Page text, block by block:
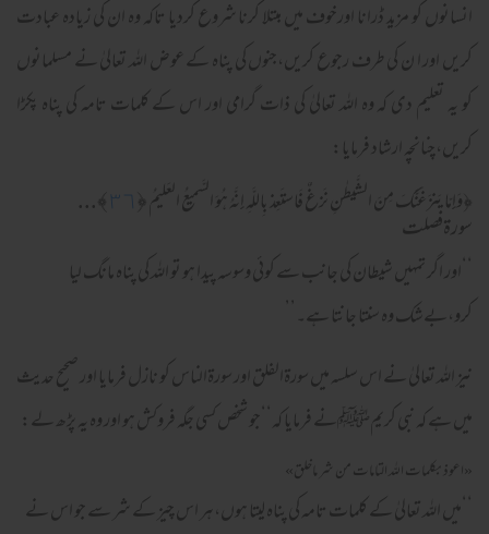
انسانوں کو مزید ڈرانا اورخوف میں مبتلا کرنا شروع کردیا تاکہ وہ ان کی زیادہ عبادت
کریں اور ا ن کی طرف رجوع کریں،جنوں کی پناہ کے عوض اللہ تعالیٰ نے مسلمانوں
کو یہ تعلیم دی کہ وہ اللہ تعالیٰ کی ذات گرامی اور اس کے کلمات تامہ کی پناہ پکڑا
کریں،چنانچہ ارشاد فرمایا:
وَإِمّا يَنزَغَنَّكَ مِنَ الشَّيطـٰنِ نَزغٌ فَاستَعِذ بِاللَّهِ إِنَّهُ هُوَ السَّميعُ العَليمُ ٣٦ ﴾...
سورةفصلت
‘‘اور اگر تمہیں شیطان کی جانب سے کوئی وسوسہ پیدا ہو تو اللہ کی پناہ مانگ لیا
کرو،بےشک وہ سنتا جانتا ہے۔’’
نیز اللہ تعالیٰ نے اس سلسہ میں سورۃالفلق اور سورۃالناس کو نازل فرمایا اور صحیح حدیث
میں ہے کہ نبی کریمﷺنے فرمایا کہ‘‘جو شخص کسی جگہ فروکش ہو اور وہ یہ پڑھ لے:
«اعوذ بكلمات الله التامات من شر ماخلق»
‘‘میں اللہ تعالیٰ کے کلمات تامہ کی پناہ لیتا ہوں،ہر اس چیز کے شر سے جو اس نے